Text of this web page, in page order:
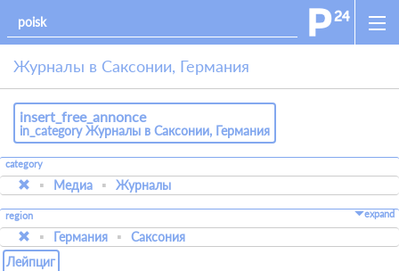
Журналы в Саксонии, Германия
insert_free_annonce
in_category Журналы в Саксонии, Германия
category
Медиа Журналы
region expand
Германия
Саксония
Лейпциг